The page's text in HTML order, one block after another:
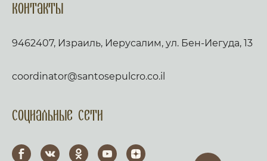
Контакты
9462407, Израиль, Иерусалим, ул. Бен-Иегуда, 13
coordinator@santosepulcro.co.il
Социальные сети